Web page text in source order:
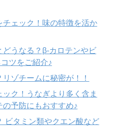
チェック！味の特徴を活か
どうなる？β-カロテンやビ
ツをご紹介♪
ゾチームに秘密が！！
ク！うなぎより多く含ま
予防にもおすすめ♪
ビタミン類やクエン酸など